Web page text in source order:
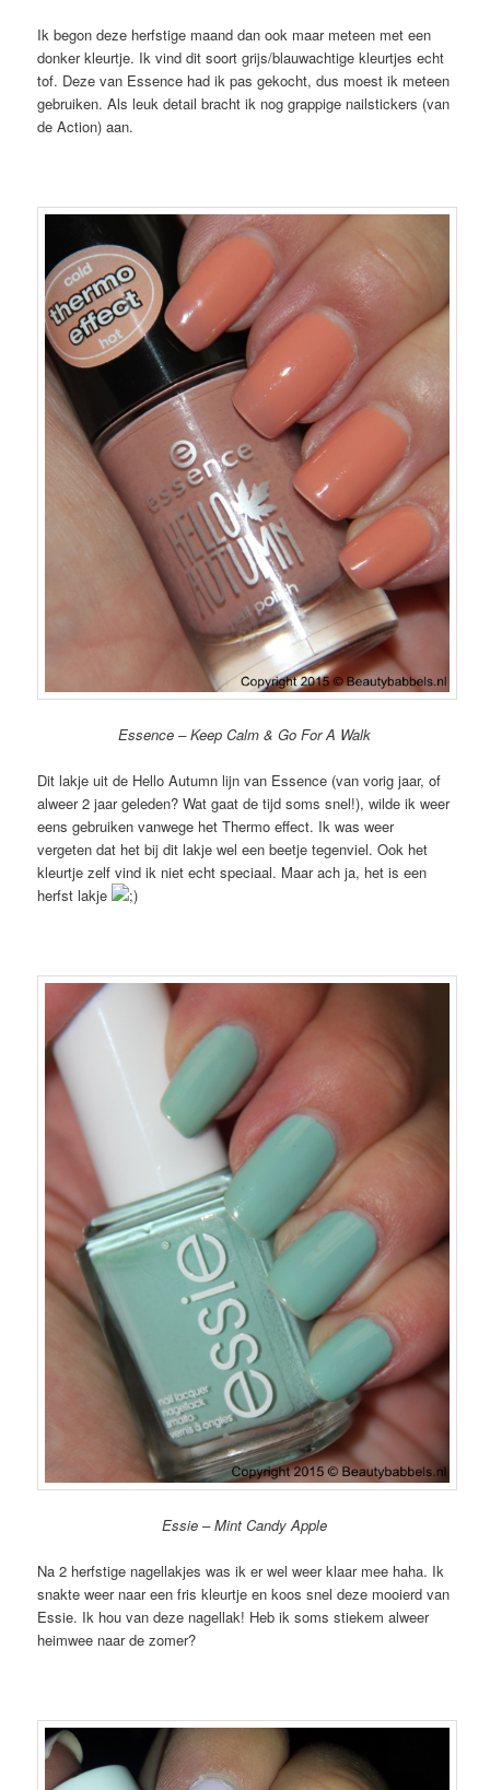
Ik begon deze herfstige maand dan ook maar meteen met een
donker kleurtje. Ik vind dit soort grijs/blauwachtige kleurtjes echt
tof. Deze van Essence had ik pas gekocht, dus moest ik meteen
gebruiken. Als leuk detail bracht ik nog grappige nailstickers (van
de Action) aan.
Essence – Keep Calm & Go For A Walk
Dit lakje uit de Hello Autumn lijn van Essence (van vorig jaar, of
alweer 2 jaar geleden? Wat gaat de tijd soms snel!), wilde ik weer
eens gebruiken vanwege het Thermo effect. Ik was weer
vergeten dat het bij dit lakje wel een beetje tegenviel. Ook het
kleurtje zelf vind ik niet echt speciaal. Maar ach ja, het is een
herfst lakje
Essie – Mint Candy Apple
Na 2 herfstige nagellakjes was ik er wel weer klaar mee haha. Ik
snakte weer naar een fris kleurtje en koos snel deze mooierd van
Essie. Ik hou van deze nagellak! Heb ik soms stiekem alweer
heimwee naar de zomer?